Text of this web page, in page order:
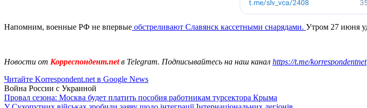
Напомним, военные РФ не впервые обстреливают Славянск кассетными снарядами. Утром 27 июня
Новости от Корреспондент.netв Telegram. Подписывайтесь на наш канал https://t.me/korrespondentnet
Читайте Korrespondent.net в Google News
Война России с Украиной
Провал сезона: Москва будет платить пособия работникам турсектора Крыма